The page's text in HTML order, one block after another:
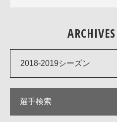
ARCHIVES
2018-2019シーズン
選手検索